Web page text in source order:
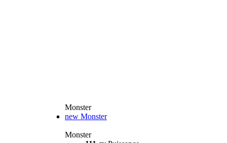
Monster
new Monster
Monster